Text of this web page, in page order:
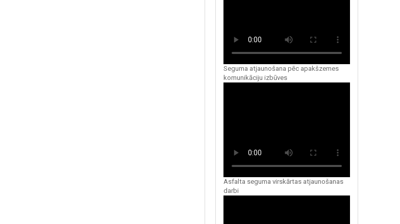
Seguma atjaunošana pēc apakšzemes
komunikāciju izbūves
Asfalta seguma virskārtas atjaunošanas
darbi